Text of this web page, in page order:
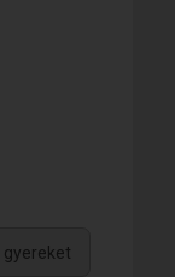
gyereket